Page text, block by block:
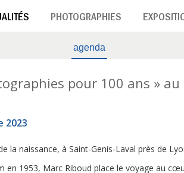
PHOTOGRAPHIES
agenda
pour 100 ans » au
2023
la naissance, à Saint-Genis-Laval près de
en 1953, Marc Riboud place le voyage au